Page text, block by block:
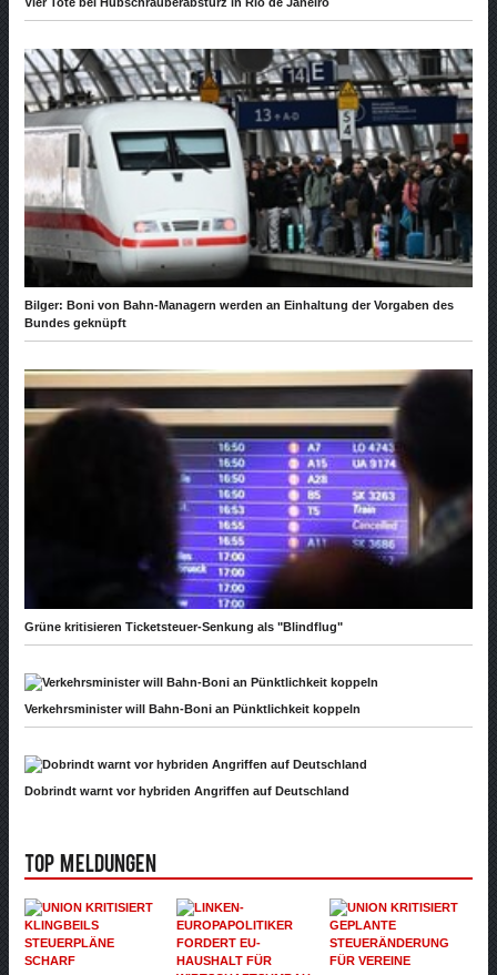
Bilger: Boni von Bahn-Managern werden an Einhaltung der Vorgaben des
Bundes geknüpft
Grüne kritisieren Ticketsteuer-Senkung als "Blindflug"
Verkehrsminister will Bahn-Boni an Pünktlichkeit koppeln
Dobrindt warnt vor hybriden Angriffen auf Deutschland
Top Meldungen